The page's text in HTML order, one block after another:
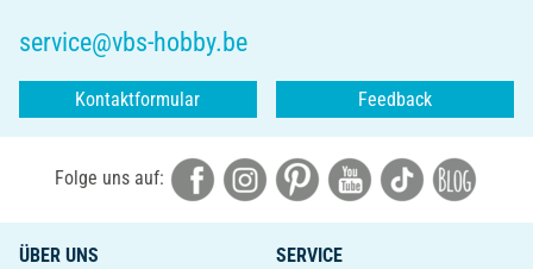
service@vbs-hobby.be
Kontaktformular Feedback
Folge uns auf:
ÜBER UNS
SERVICE